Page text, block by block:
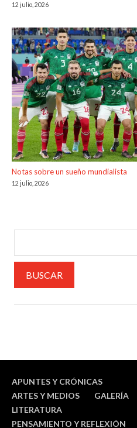
12 julio, 2026
Notas sobre un sueño mundialista
12 julio, 2026
APUNTES Y CRÓNICAS
ARTES Y MEDIOS
GALERÍA
LITERATURA
PENSAMIENTO Y REFLEXIÓN